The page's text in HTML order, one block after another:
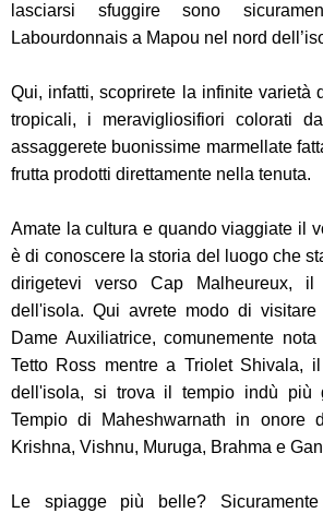
lasciarsi sfuggire sono
Labourdonnais a Mapou nel nord
Qui, infatti, scoprirete la infinite varietà
tropicali, i meravigliosifiori colorati
assaggerete buonissime marmellate
frutta prodotti direttamente nella tenuta.
Amate la cultura e quando viaggiate il
è di conoscere la storia del luogo che
dirigetevi verso Cap Malheureux,
dell'isola. Qui avrete modo di
Dame Auxiliatrice, comunemente
Tetto Ross mentre a Triolet Shivala,
dell'isola, si trova il tempio indù più
Tempio di Maheshwarnath in onore
Krishna, Vishnu, Muruga, Brahma e
Le spiagge più belle?